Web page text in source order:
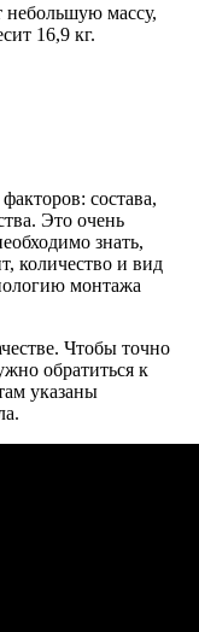
небольшую массу,
16,9 кг.
состава,
Это очень
знать,
количество и вид
монтажа
Чтобы точно
обратиться к
указаны